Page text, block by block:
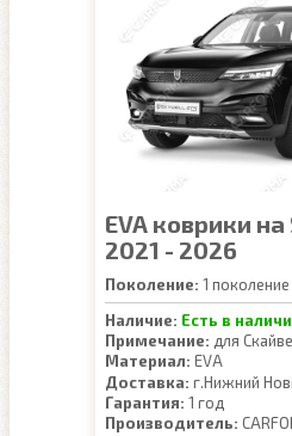
EVA коврики
2021 - 2026
Поколение: 1
Наличие: Есть в
Примечание: для
Материал: EVA
Доставка: г.Нижний
Гарантия: 1 год
Производитель: